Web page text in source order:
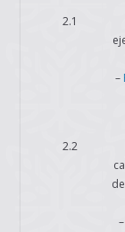
2.1
–
2.2
–